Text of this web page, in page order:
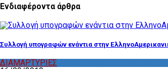
Ενδιαφέροντα άρθρα
Συλλογή υπογραφών ενάντια στην
ΔΙΑΜΑΡΤΥΡΙΕΣ